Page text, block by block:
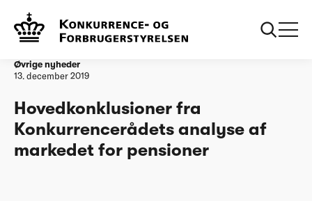
Forside
markedet for pensioner
Øvrige nyheder
13. december 2019
Hovedkonklusioner fra
Konkurrencerådets analyse af
markedet for pensioner